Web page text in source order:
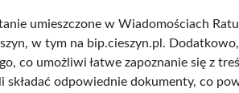
umieszczone w Wiadomościach
w tym na bip.cieszyn.pl.
co umożliwi łatwe zapoznanie się z
składać odpowiednie dokumenty, co